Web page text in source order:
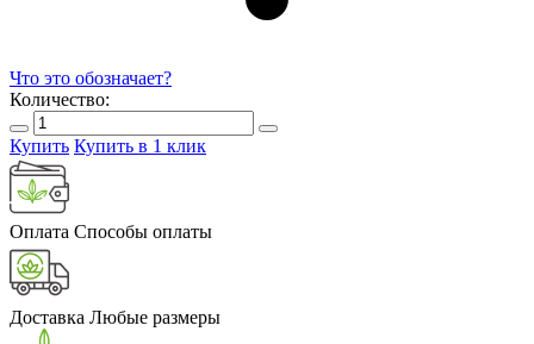
Что это обозначает?
Количество:
Купить Купить в 1 клик
Оплата Способы оплаты
Доставка Любые размеры